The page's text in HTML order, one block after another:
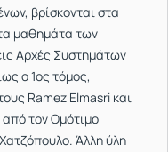
βρίσκονται στα
μαθημάτα των
Αρχές Συστημάτων
ο 1ος τόμος,
Ramez Elmasri και
τον Ομότιμο
Άλλη ύλη